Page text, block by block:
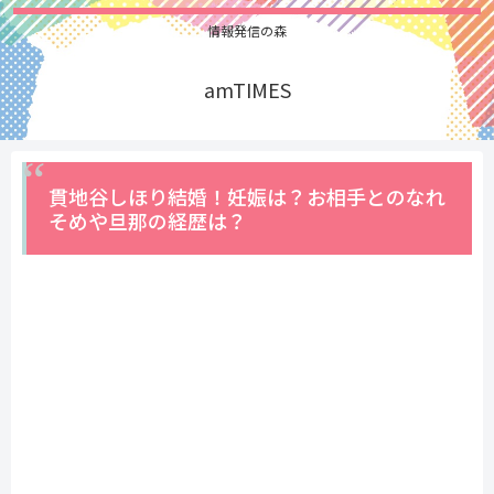
情報発信の森
amTIMES
貫地谷しほり結婚！妊娠は？お相手とのなれ
そめや旦那の経歴は？